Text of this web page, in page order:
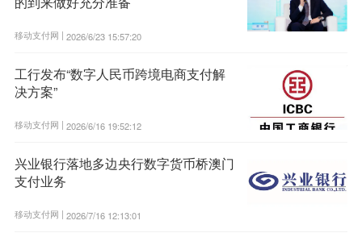
移动支付网 | 2026/6/23 15:57:20
工行发布“数字人民币跨境电商支付解
决方案”
移动支付网 | 2026/6/16 19:52:12
兴业银行落地多边央行数字货币桥澳门
支付业务
移动支付网 | 2026/7/16 12:13:01